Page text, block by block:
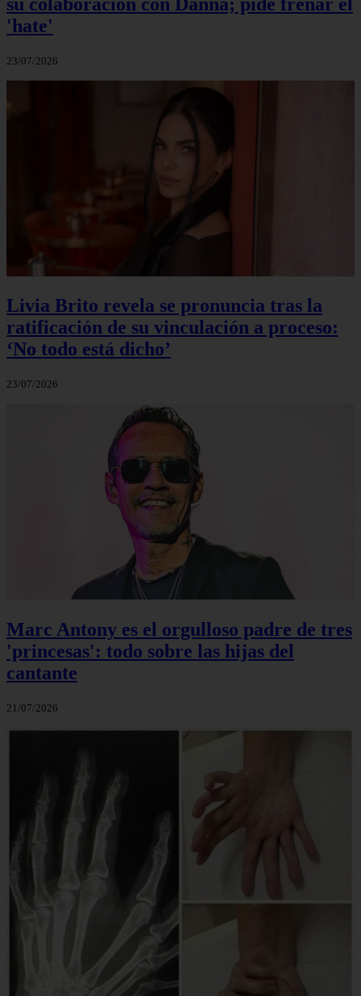
'hate'
23/07/2026
Livia Brito revela se pronuncia tras la
ratificación de su vinculación a proceso:
‘No todo está dicho’
23/07/2026
Marc Antony es el orgulloso padre de tres
'princesas': todo sobre las hijas del
cantante
21/07/2026